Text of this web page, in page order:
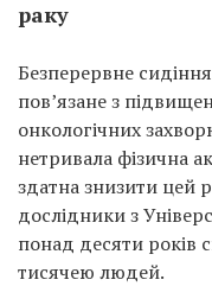
раку
Безперервне
пов’язане з
онкологічних
нетривала фізична
здатна знизити цей
дослідники з
понад десяти років
тисячею людей.